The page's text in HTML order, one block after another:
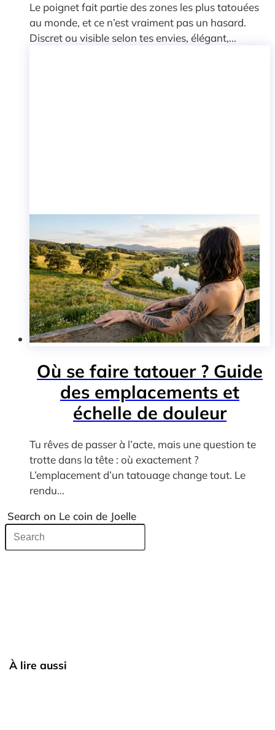
Le poignet fait partie des zones les plus tatouées
au monde, et ce n’est vraiment pas un hasard.
Discret ou visible selon tes envies, élégant,...
Où se faire tatouer ? Guide
des emplacements et
échelle de douleur
Tu rêves de passer à l’acte, mais une question te
trotte dans la tête : où exactement ?
L’emplacement d’un tatouage change tout. Le
rendu...
Search on Le coin de Joelle
À lire aussi